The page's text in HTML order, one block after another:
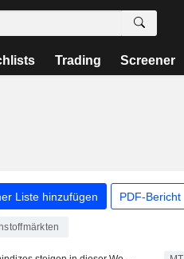
Trading Screener
Liste hinzufügen PDF-Bericht